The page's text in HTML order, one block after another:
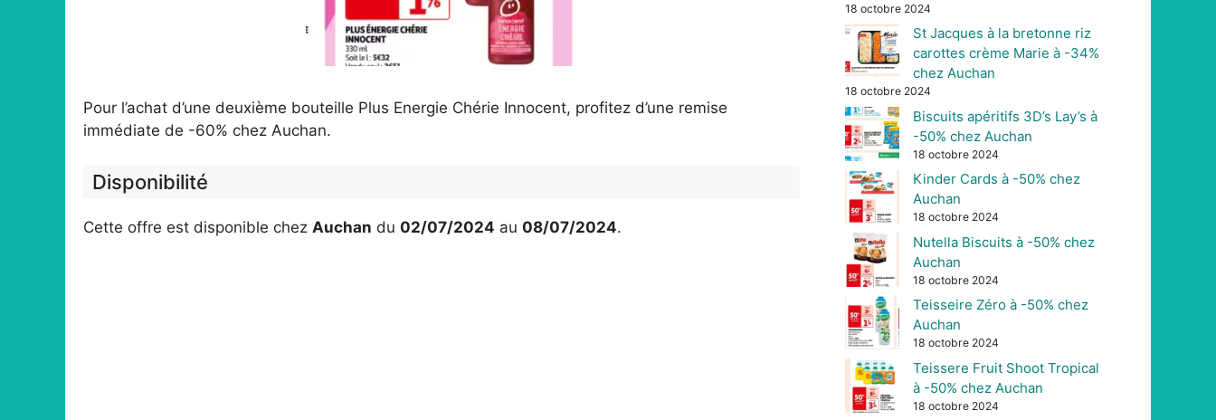
Pour l’achat d’une deuxième bouteille Plus Energie Chérie Innocent, profitez d’une remise
immédiate de -60% chez Auchan.
Disponibilité
Cette offre est disponible chez Auchan du 02/07/2024 au 08/07/2024.
18 octobre 2024
St Jacques à la bretonne riz
carottes crème Marie à -34%
chez Auchan
18 octobre 2024
Biscuits apéritifs 3D’s Lay’s à
-50% chez Auchan
18 octobre 2024
Kinder Cards à -50% chez
Auchan
18 octobre 2024
Nutella Biscuits à -50% chez
Auchan
18 octobre 2024
Teisseire Zéro à -50% chez
Auchan
18 octobre 2024
Teissere Fruit Shoot Tropical
à -50% chez Auchan
18 octobre 2024